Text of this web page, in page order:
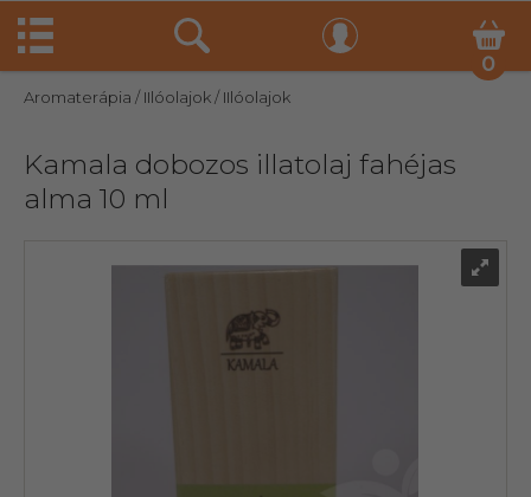
0
Aromaterápia / IIlóolajok/ IIlóolajok
Kamala dobozos illatolaj fahéjas
alma 10 ml